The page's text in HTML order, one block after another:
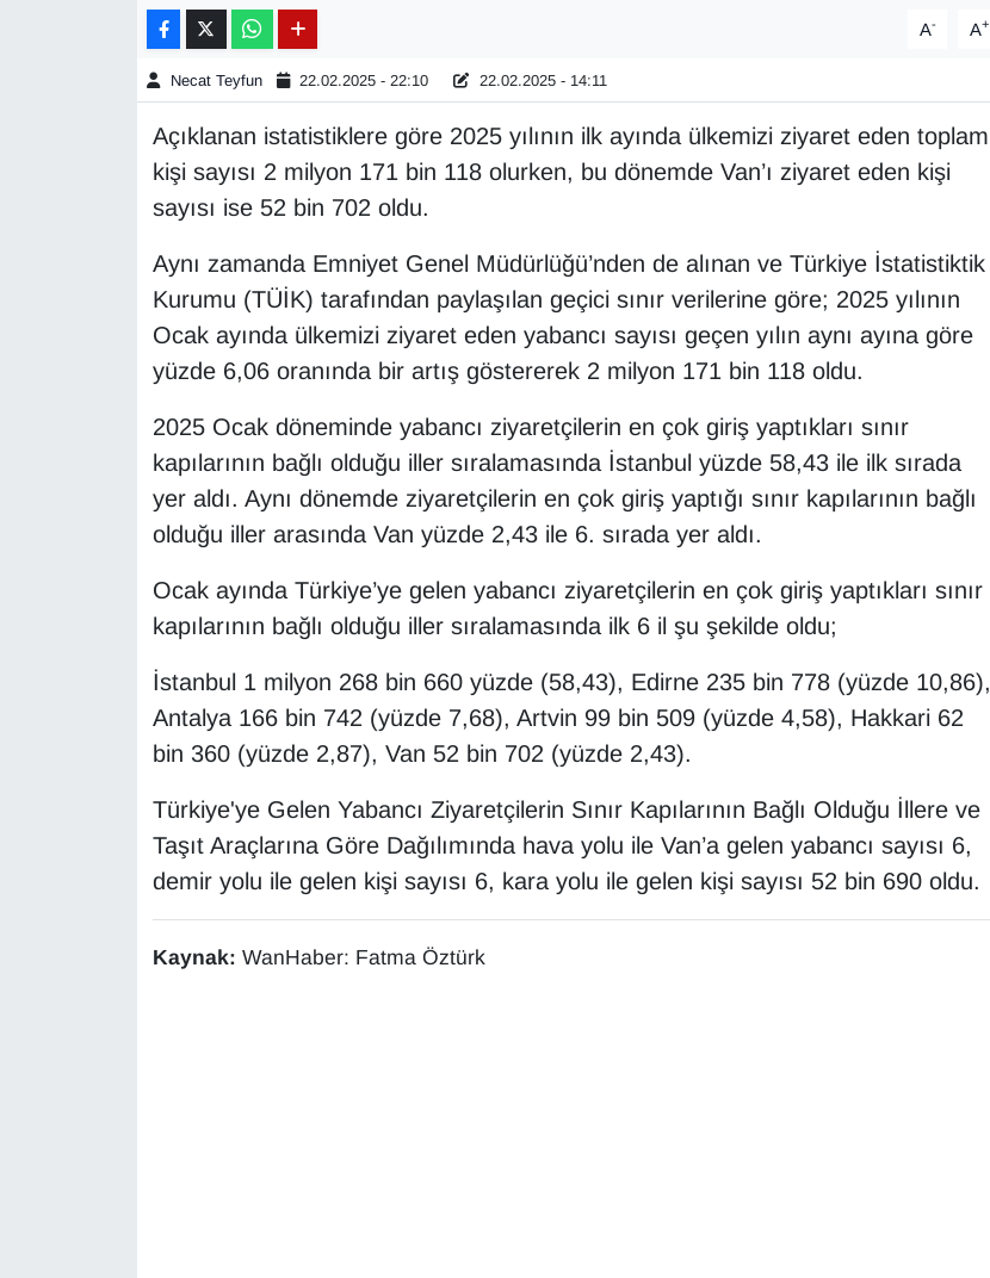
A- A+
Necat Teyfun 22.02.2025 - 22:10 22.02.2025 - 14:11
Açıklanan istatistiklere göre 2025 yılının ilk ayında ülkemizi ziyaret eden toplam
kişi sayısı 2 milyon 171 bin 118 olurken, bu dönemde Van’ı ziyaret eden kişi
sayısı ise 52 bin 702 oldu.
Aynı zamanda Emniyet Genel Müdürlüğü’nden de alınan ve Türkiye İstatistiktik
Kurumu (TÜİK) tarafından paylaşılan geçici sınır verilerine göre; 2025 yılının
Ocak ayında ülkemizi ziyaret eden yabancı sayısı geçen yılın aynı ayına göre
yüzde 6,06 oranında bir artış göstererek 2 milyon 171 bin 118 oldu.
2025 Ocak döneminde yabancı ziyaretçilerin en çok giriş yaptıkları sınır
kapılarının bağlı olduğu iller sıralamasında İstanbul yüzde 58,43 ile ilk sırada
yer aldı. Aynı dönemde ziyaretçilerin en çok giriş yaptığı sınır kapılarının bağlı
olduğu iller arasında Van yüzde 2,43 ile 6. sırada yer aldı.
Ocak ayında Türkiye’ye gelen yabancı ziyaretçilerin en çok giriş yaptıkları sınır
kapılarının bağlı olduğu iller sıralamasında ilk 6 il şu şekilde oldu;
İstanbul 1 milyon 268 bin 660 yüzde (58,43), Edirne 235 bin 778 (yüzde 10,86),
Antalya 166 bin 742 (yüzde 7,68), Artvin 99 bin 509 (yüzde 4,58), Hakkari 62
bin 360 (yüzde 2,87), Van 52 bin 702 (yüzde 2,43).
Türkiye'ye Gelen Yabancı Ziyaretçilerin Sınır Kapılarının Bağlı Olduğu İllere ve
Taşıt Araçlarına Göre Dağılımında hava yolu ile Van’a gelen yabancı sayısı 6,
demir yolu ile gelen kişi sayısı 6, kara yolu ile gelen kişi sayısı 52 bin 690 oldu.
Kaynak: WanHaber: Fatma Öztürk
Gündem
HABERDE İNSAN
Kamu Alımları
Kim Kimdir?
Kültür & Sanat
MAGAZİN
ONE EKONOMİ
Resmi İlanlar